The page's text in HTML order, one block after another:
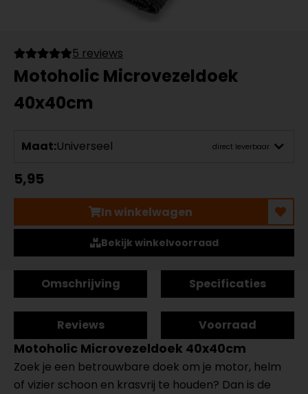
5 reviews
Motoholic Microvezeldoek
40x40cm
Maat:Universeel direct leverbaar
5,95
In winkelwagen
Bekijk winkelvoorraad
Omschrijving Specificaties
Reviews Voorraad
Motoholic Microvezeldoek 40x40cm
Zoek je een betrouwbare doek om je motor, helm
of vizier schoon en krasvrij te houden? Dan is de